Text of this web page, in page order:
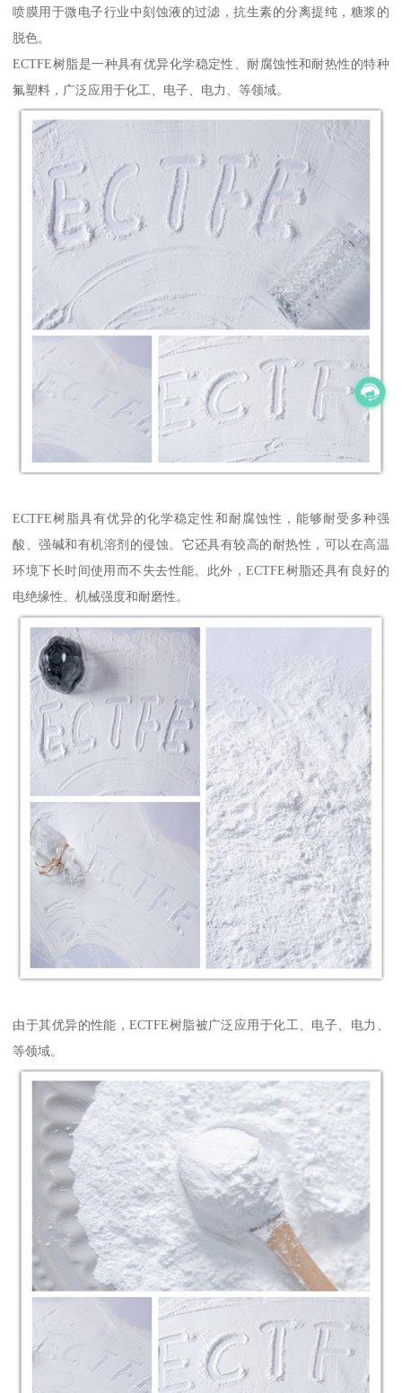
喷膜用于微电子行业中刻蚀液的过滤，抗生素的分离提纯，糖浆的
脱色。
ECTFE树脂是一种具有优异化学稳定性、耐腐蚀性和耐热性的特种
氟塑料，广泛应用于化工、电子、电力、等领域。
ECTFE树脂具有优异的化学稳定性和耐腐蚀性，能够耐受多种强
酸、强碱和有机溶剂的侵蚀。它还具有较高的耐热性，可以在高温
环境下长时间使用而不失去性能。此外，ECTFE树脂还具有良好的
电绝缘性、机械强度和耐磨性。
由于其优异的性能，ECTFE树脂被广泛应用于化工、电子、电力、
等领域。